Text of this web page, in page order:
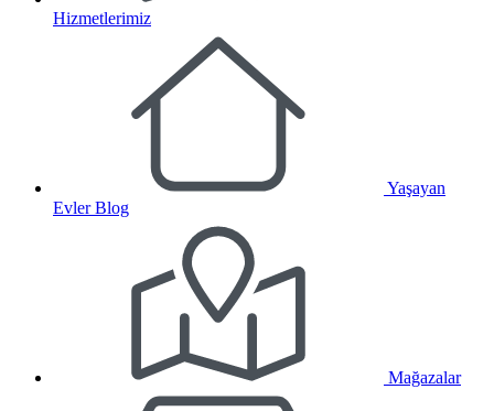
Hizmetlerimiz
Yaşayan
Evler Blog
Mağazalar